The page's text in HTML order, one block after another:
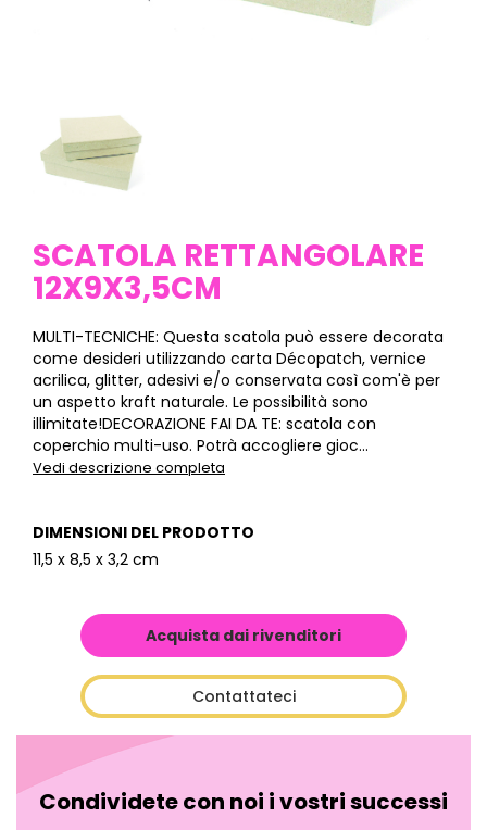
SCATOLA RETTANGOLARE
12X9X3,5CM
MULTI-TECNICHE: Questa scatola può essere decorata
come desideri utilizzando carta Décopatch, vernice
acrilica, glitter, adesivi e/o conservata così com'è per
un aspetto kraft naturale. Le possibilità sono
illimitate!DECORAZIONE FAI DA TE: scatola con
coperchio multi-uso. Potrà accogliere gioc...
Vedi descrizione completa
DIMENSIONI DEL PRODOTTO
11,5 x 8,5 x 3,2 cm
Acquista dai rivenditori
Contattateci
Condividete con noi i vostri successi